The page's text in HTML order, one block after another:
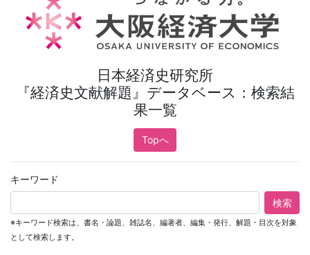
日本経済史研究所
『経済史文献解題』データベース：検索結
果一覧
Topへ
キーワード
検索
※キーワード検索は、書名・論題、雑誌名、編著者、編集・発行、解題・目次を対象
として検索します。